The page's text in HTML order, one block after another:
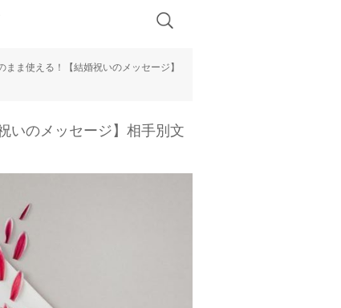
まま使える！【結婚祝いのメッセージ】
いのメッセージ】相手別文